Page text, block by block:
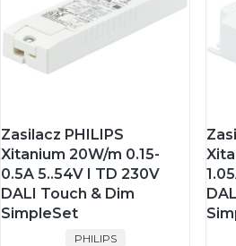
Zasilacz PHILIPS
Xitanium 20W/m 0.15-
0.5A 5..54V I TD 230V
DALI Touch & Dim
SimpleSet
PRODUCENT
PHILIPS